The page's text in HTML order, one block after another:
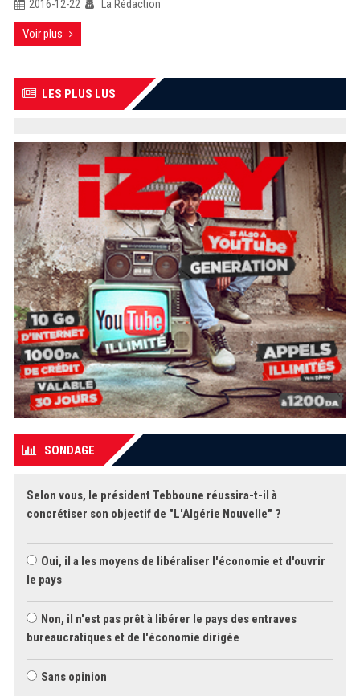
2016-12-22 La Rédaction
Voir plus
LES PLUS LUS
SONDAGE
Selon vous, le président Tebboune réussira-t-il à
concrétiser son objectif de "L'Algérie Nouvelle" ?
Oui, il a les moyens de libéraliser l'économie et d'ouvrir
le pays
Non, il n'est pas prêt à libérer le pays des entraves
bureaucratiques et de l'économie dirigée
Sans opinion